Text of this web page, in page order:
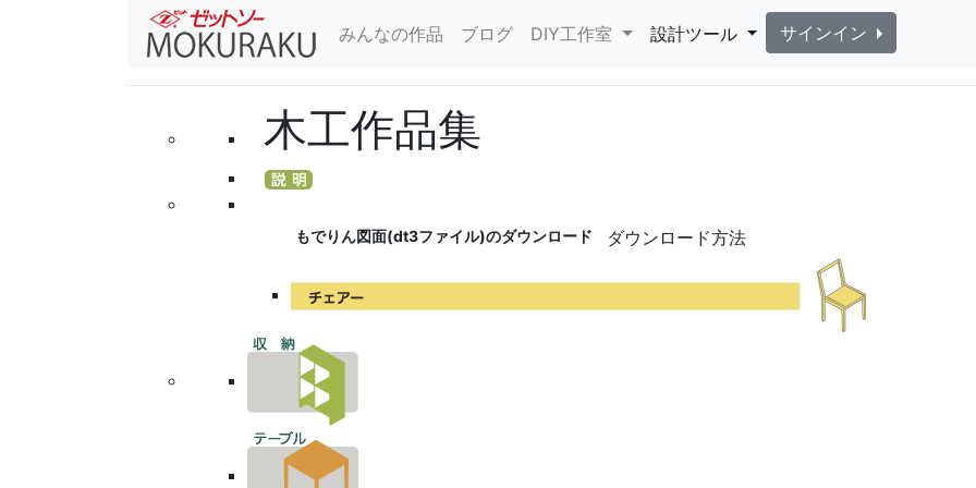
みんなの作品 ブログ DIY工作室 設計ツール サインイン
木工作品集
もでりん図面(dt3ファイル)のダウンロード ダウンロード方法